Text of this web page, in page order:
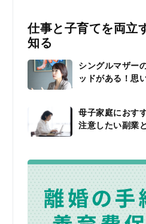
仕事と子育てを両立
知る
シングルマザー
ッドがある！思
母子家庭におす
注意したい副業